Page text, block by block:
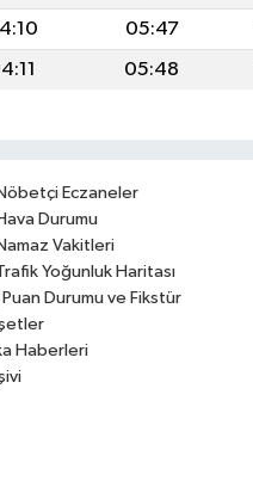
05:47
05:48
Eczaneler
Durumu
Vakitleri
Yoğunluk Haritası
Durumu ve Fikstür
Haberleri